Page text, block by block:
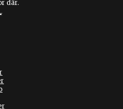
där.
långväga för att
Upplev dem
och ta kort,
följeslagare, till den
ett Tamron 200-